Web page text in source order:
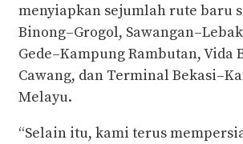
menyiapkan sejumlah rute baru
Binong–Grogol,
Gede–Kampung Rambutan, Vida
Cawang, dan Terminal
Melayu.
“Selain itu, kami terus